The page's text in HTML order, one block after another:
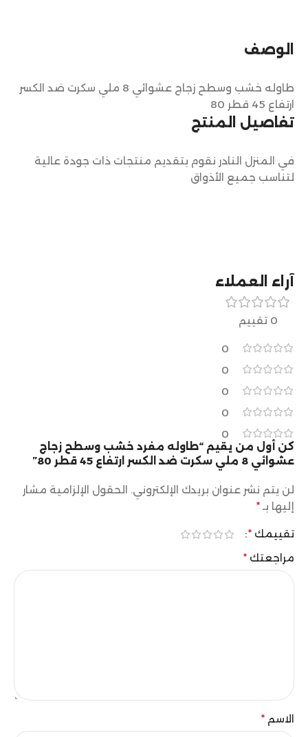
تفاصيل المنتج
في المنزل النادر نقوم بتقديم منتجات ذات جودة عالية
لتناسب جميع الأذواق
الوصف
طاوله خشب وسطح زجاج عشوائي 8 ملي سكرت ضد الكسر
ارتفاع 45 قطر 80
آراء العملاء
0 تقييم
0
0
0
0
0
كن أول من يقيم “طاوله مفرد خشب وسطح زجاج
عشوائي 8 ملي سكرت ضد الكسر ارتفاع 45 قطر 80”
لن يتم نشر عنوان بريدك الإلكتروني. الحقول الإلزامية مشار
إليها بـ *
تقييمك *
مراجعتك *
الاسم *